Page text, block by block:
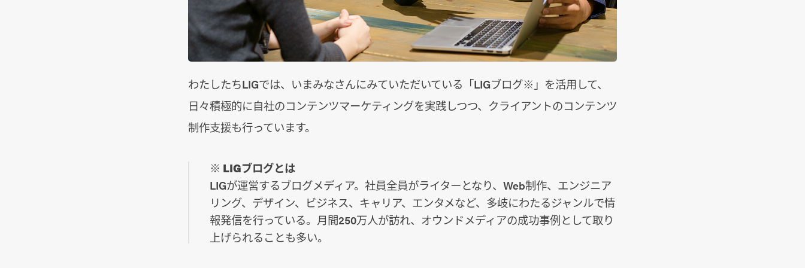
わたしたちLIGでは、いまみなさんにみていただいている「LIGブログ※」を活用して、
日々積極的に自社のコンテンツマーケティングを実践しつつ、クライアントのコンテンツ
制作支援も行っています。
※ LIGブログとは
LIGが運営するブログメディア。社員全員がライターとなり、Web制作、エンジニア
リング、デザイン、ビジネス、キャリア、エンタメなど、多岐にわたるジャンルで情
報発信を行っている。月間250万人が訪れ、オウンドメディアの成功事例として取り
上げられることも多い。